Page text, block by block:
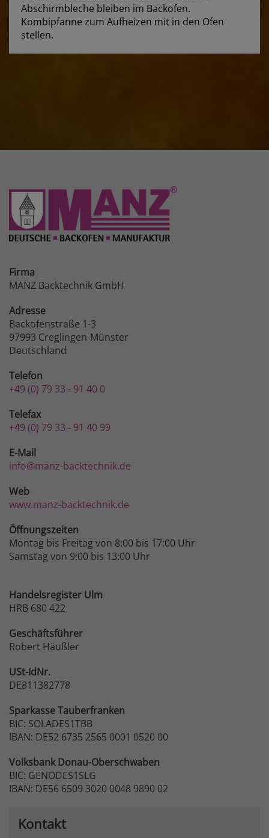
Abschirmbleche bleiben im Backofen.
Kombipfanne zum Aufheizen mit in den Ofen
stellen.
Firma
MANZ Backtechnik GmbH
Adresse
Backofenstraße 1-3
97993 Creglingen-Münster
Deutschland
Telefon
+49 (0) 79 33 - 91 40 0
Telefax
+49 (0) 79 33 - 91 40 99
E-Mail
info@manz-backtechnik.de
Web
www.manz-backtechnik.de
Öffnungszeiten
Montag bis Freitag von 8:00 bis 17:00 Uhr
Samstag von 9:00 bis 13:00 Uhr
Handelsregister Ulm
HRB 680 422
Geschäftsführer
Robert Häußler
USt-IdNr.
DE811382778
SparkasseTauberfranken
BIC: SOLADES1TBB
IBAN: DE52 6735 2565 0001 0520 00
VolksbankDonau-Oberschwaben
BIC: GENODES1SLG
IBAN: DE56 6509 3020 0048 9890 02
Kontakt